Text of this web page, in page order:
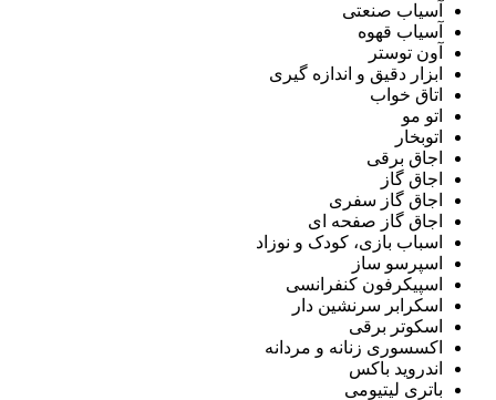
آسیاب صنعتی
آسیاب قهوه
آون توستر
ابزار دقیق و اندازه گیری
اتاق خواب
اتو مو
اتوبخار
اجاق برقی
اجاق گاز
اجاق گاز سفری
اجاق گاز صفحه ای
اسباب بازی، کودک و نوزاد
اسپرسو ساز
اسپیکرفون کنفرانسی
اسکرابر سرنشین دار
اسکوتر برقی
اکسسوری زنانه و مردانه
اندروید باکس
باتری لیتیومی